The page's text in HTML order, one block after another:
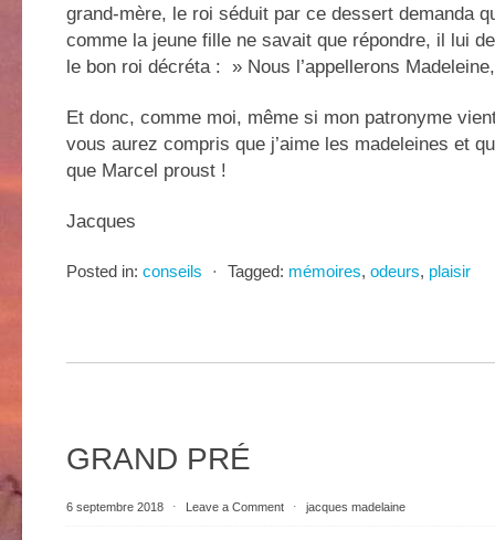
grand-mère, le roi séduit par ce dessert demanda
comme la jeune fille ne savait que répondre, il lui
le bon roi décréta : » Nous l’appellerons
Et donc, comme moi, même si mon patronyme
vous aurez compris que j’aime les madeleines et
que Marcel proust !
Jacques
Posted in: conseils ⋅ Tagged: mémoires, odeurs, plaisir
GRAND PRÉ
6 septembre 2018 ⋅ Leave a Comment ⋅ jacques madelaine